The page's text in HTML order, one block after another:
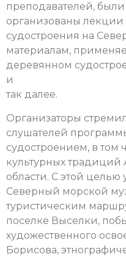
преподавателей, были
организованы лекции
судостроения на
материалам,
деревянном
и
так далее.
Организаторы
слушателей
судостроением, в том
культурных традиций
области. С этой
Северный морской
туристическим
поселке Выселки,
художественного
Борисова,